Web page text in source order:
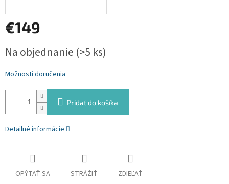
€149
cena:
Na objednanie (>5 ks)
Možnosti doručenia
Pridať do košíka
Detailné informácie
OPÝTAŤ SA STRÁŽIŤ ZDIEĽAŤ